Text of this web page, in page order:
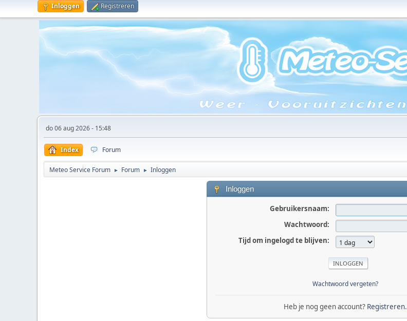
Inloggen Registreren
do 06 aug 2026 - 15:48
Index Forum
Meteo Service Forum ► Forum ► Inloggen
Inloggen
Gebruikersnaam:
Wachtwoord:
Tijd om ingelogd te blijven:
Wachtwoord vergeten?
Heb je nog geen account? Registreren.